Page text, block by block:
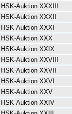
HSK-Auktion XXXIII
HSK-Auktion XXXII
HSK-Auktion XXXI
HSK-Auktion XXX
HSK-Auktion XXIX
HSK-Auktion XXVIII
HSK-Auktion XXVII
HSK-Auktion XXVI
HSK-Auktion XXV
HSK-Auktion XXIV